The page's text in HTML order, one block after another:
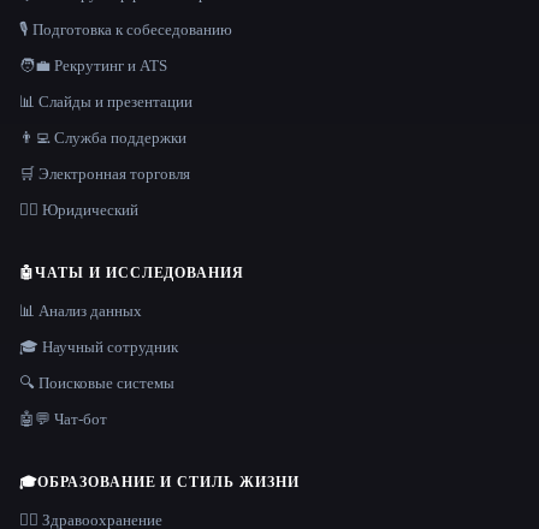
🎙️ Подготовка к собеседованию
🧑‍💼 Рекрутинг и ATS
📊 Слайды и презентации
👨‍💻 Служба поддержки
🛒 Электронная торговля
👩‍⚖️ Юридический
🤖ЧАТЫ И ИССЛЕДОВАНИЯ
📊 Анализ данных
🎓 Научный сотрудник
🔍 Поисковые системы
🤖💬 Чат-бот
🎓ОБРАЗОВАНИЕ И СТИЛЬ ЖИЗНИ
👩‍⚕️ Здравоохранение